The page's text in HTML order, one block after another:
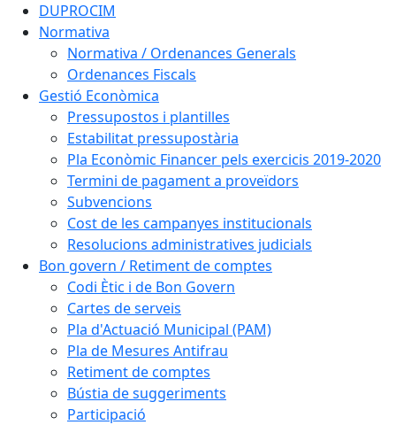
DUPROCIM
Normativa
Normativa / Ordenances Generals
Ordenances Fiscals
Gestió Econòmica
Pressupostos i plantilles
Estabilitat pressupostària
Pla Econòmic Financer pels exercicis 2019-2020
Termini de pagament a proveïdors
Subvencions
Cost de les campanyes institucionals
Resolucions administratives judicials
Bon govern / Retiment de comptes
Codi Ètic i de Bon Govern
Cartes de serveis
Pla d'Actuació Municipal (PAM)
Pla de Mesures Antifrau
Retiment de comptes
Bústia de suggeriments
Participació